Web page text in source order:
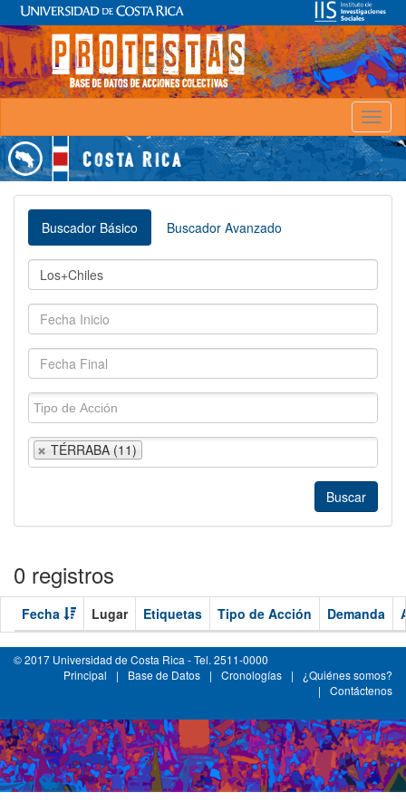
Buscador Básico Buscador Avanzado
TÉRRABA (11)
0 registros
Fecha Lugar Etiquetas Tipo de Acción Demanda
© 2017 Universidad de Costa Rica - Tel. 2511-0000
Principal
| Base de Datos | Cronologías |
¿Quiénes somos?
|
Contáctenos